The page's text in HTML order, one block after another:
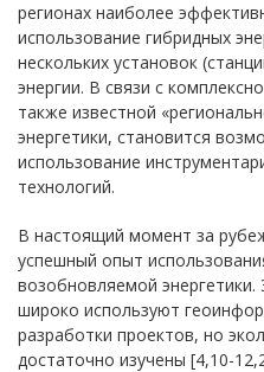
регионах наиболее
использование гибридных
нескольких установок
энергии. В связи с
также известной
энергетики, становится
использование
технологий.
В настоящий момент за
успешный опыт
возобновляемой энергетики.
широко используют
разработки проектов, но
достаточно изучены [4,10-